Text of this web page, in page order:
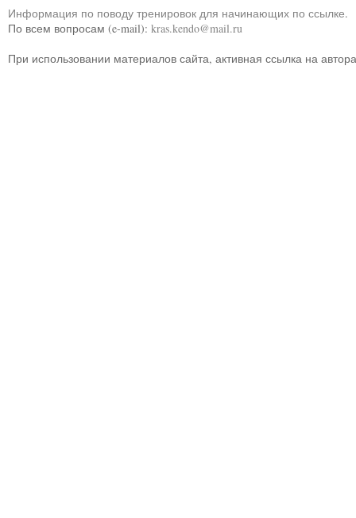
Информация по поводу тренировок для начинающих по ссылке.
По всем вопросам (e-mail): kras.kendo@mail.ru
При использовании материалов сайта, активная ссылка на